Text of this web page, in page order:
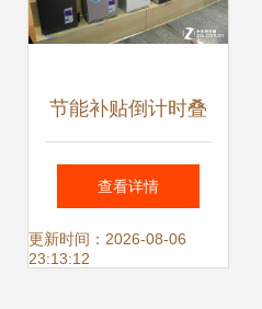
节能补贴倒计时叠
加五一促销效应，
家电数码市场迎来
查看详情
更新时间：2026-08-06
23:13:12